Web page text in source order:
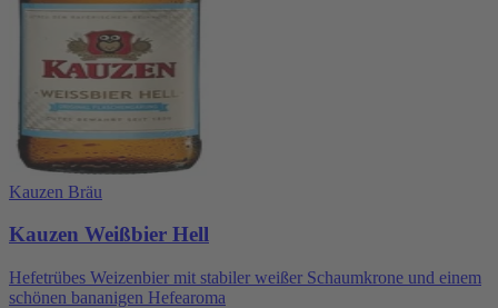
Kauzen Bräu
Kauzen Weißbier Hell
Hefetrübes Weizenbier mit stabiler weißer Schaumkrone und einem
schönen bananigen Hefearoma